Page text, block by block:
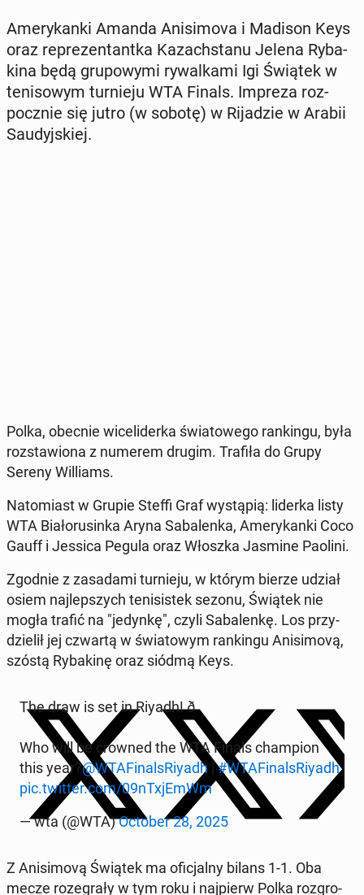
Ame­ry­kan­ki Amanda Ani­si­mo­va i Madison Keys
oraz re­pre­zen­tant­ka Ka­zach­sta­nu Jelena Ry­ba­
ki­na będą gru­po­wy­mi ry­wal­ka­mi Igi Świątek w
te­ni­so­wym tur­nie­ju WTA Finals. Impreza roz­
pocz­nie się jutro (w sobotę) w Ri­ja­dzie w Arabii
Sau­dyj­skiej.
Polka, obecnie wi­ce­li­der­ka świa­to­we­go ran­kin­gu, była
roz­sta­wio­na z numerem drugim. Trafiła do Grupy
Sereny Wil­liams.
Na­to­miast w Grupie Steffi Graf wy­stą­pią: liderka listy
WTA Bia­ło­ru­sin­ka Aryna Sa­ba­len­ka, Ame­ry­kan­ki Coco
Gauff i Jessica Pegula oraz Włoszka Jasmine Paolini.
Zgodnie z za­sa­da­mi tur­nie­ju, w którym bierze udział
osiem naj­lep­szych te­ni­si­stek sezonu, Świątek nie
mogła trafić na "jedynkę", czyli Sa­ba­len­kę. Los przy­
dzie­lił jej czwartą w świa­to­wym ran­kin­gu Ani­si­mo­vą,
szóstą Ry­ba­ki­nę oraz siódmą Keys.
The draw is set in Riyadh! ð
Who will be crowned the WTA Finals cham­pion
this year?@WTA­Fi­nal­sRiy­adh |#WTA­Fi­nal­sRiy­adh
pic.twitter.com/09nTxjEmWm
— wta (@WTA)October 28, 2025
Z Ani­si­mo­vą Świątek ma ofi­cjal­ny bilans 1-1. Oba
mecze ro­ze­gra­ły w tym roku i naj­pierw Polka roz­gro­